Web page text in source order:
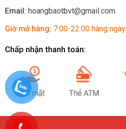
Email: hoangbaotbvt@gmail.com
Giờ mở hàng: 7:00-22:00 hàng ngày
Chấp nhận thanh toán: